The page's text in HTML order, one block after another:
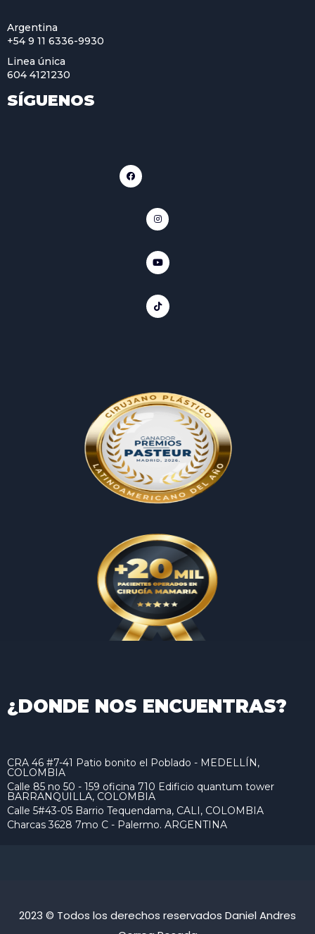
Argentina
+54 9 11 6336-9930
Linea única
604 4121230
SÍGUENOS
¿DONDE NOS ENCUENTRAS?
CRA 46 #7-41 Patio bonito el Poblado - MEDELLÍN,
COLOMBIA
Calle 85 no 50 - 159 oficina 710 Edificio quantum tower
BARRANQUILLA, COLOMBIA
Calle 5#43-05 Barrio Tequendama, CALI, COLOMBIA
Charcas 3628 7mo C - Palermo. ARGENTINA
2023 © Todos los derechos reservados Daniel Andres